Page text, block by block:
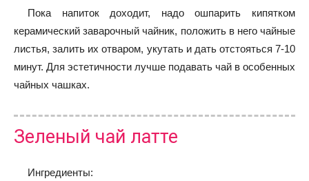
Пока напиток доходит, надо ошпарить кипятком
керамический заварочный чайник, положить в него чайные
листья, залить их отваром, укутать и дать отстояться 7-10
минут. Для эстетичности лучше подавать чай в особенных
чайных чашках.
Зеленый чай латте
Ингредиенты: